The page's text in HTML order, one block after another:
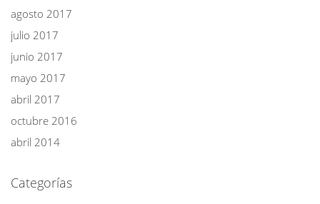
agosto 2017
julio 2017
junio 2017
mayo 2017
abril 2017
octubre 2016
abril 2014
Categorías